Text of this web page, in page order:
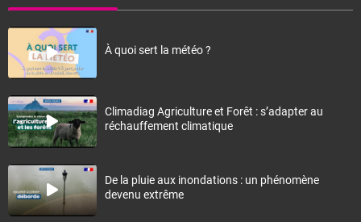
À quoi sert la météo ?
Climadiag Agriculture et Forêt : s’adapter au
réchauffement climatique
De la pluie aux inondations : un phénomène
devenu extrême